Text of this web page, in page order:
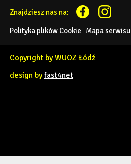
Znajdziesz nas na:
Polityka plików Cookie Mapa serwisu
Copyright by WUOZ Łódź
design byfast4net